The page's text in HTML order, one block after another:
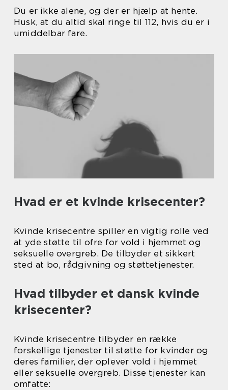
Du er ikke alene, og der er hjælp at hente.
Husk, at du altid skal ringe til 112, hvis du er i
umiddelbar fare.
Hvad er et kvinde krisecenter?
Kvinde krisecentre spiller en vigtig rolle ved
at yde støtte til ofre for vold i hjemmet og
seksuelle overgreb. De tilbyder et sikkert
sted at bo, rådgivning og støttetjenester.
Hvad tilbyder et dansk kvinde
krisecenter?
Kvinde krisecentre tilbyder en række
forskellige tjenester til støtte for kvinder og
deres familier, der oplever vold i hjemmet
eller seksuelle overgreb. Disse tjenester kan
omfatte: